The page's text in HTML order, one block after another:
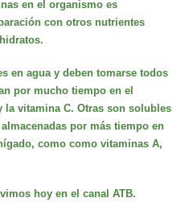
en el organismo es
con otros nutrientes
en agua y deben tomarse todos
por mucho tiempo en el
vitamina C. Otras son solubles
por más tiempo en
como como vitaminas A,
hoy en el canal ATB.